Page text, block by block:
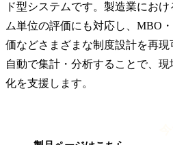
ド型システムです。製造業にお
ム単位の評価にも対応し、MBO
価などさまざまな制度設計を再
自動で集計・分析することで、
化を支援します。